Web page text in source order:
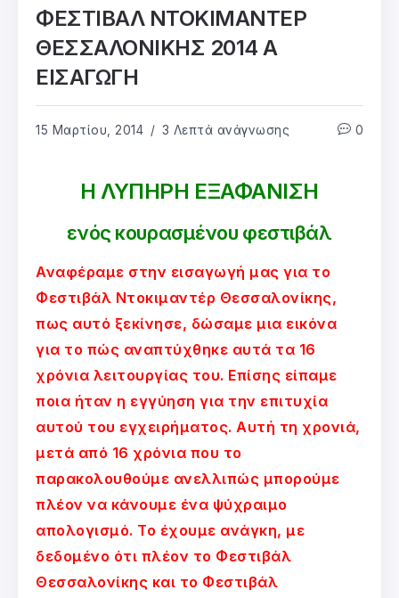
ΦΕΣΤΙΒΑΛ ΝΤΟΚΙΜΑΝΤΕΡ
ΘΕΣΣΑΛΟΝΙΚΗΣ 2014 Α
ΕΙΣΑΓΩΓΗ
15 Μαρτίου, 2014 3 Λεπτά ανάγνωσης 0
Η ΛΥΠΗΡΗ ΕΞΑΦΑΝΙΣΗ
ενός κουρασμένου φεστιβάλ
Αναφέραμε στην εισαγωγή μας για το
Φεστιβάλ Ντοκιμαντέρ Θεσσαλονίκης,
πως αυτό ξεκίνησε, δώσαμε μια εικόνα
για το πώς αναπτύχθηκε αυτά τα 16
χρόνια λειτουργίας του. Επίσης είπαμε
ποια ήταν η εγγύηση για την επιτυχία
αυτού του εγχειρήματος. Αυτή τη χρονιά,
μετά από 16 χρόνια που το
παρακολουθούμε ανελλιπώς μπορούμε
πλέον να κάνουμε ένα ψύχραιμο
απολογισμό. Το έχουμε ανάγκη, με
δεδομένο ότι πλέον το Φεστιβάλ
Θεσσαλονίκης και το Φεστιβάλ